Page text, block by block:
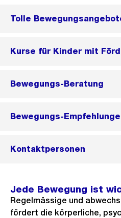
Tolle
Kurse für Kinder mit
Bewegungs-Beratung
Bewegungs-
Kontaktpersonen
Jede Bewegung ist
Regelmässige und
fördert die körperliche,